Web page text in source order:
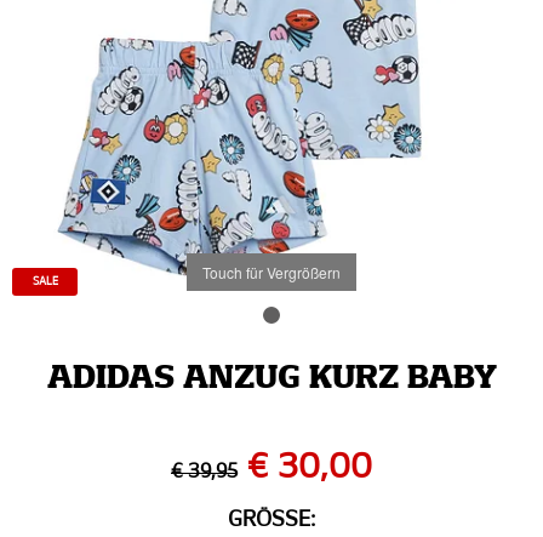
Touch für Vergrößern
SALE
ADIDAS ANZUG KURZ BABY
€ 39,95 € 30,00
GRÖSSE: